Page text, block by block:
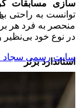
استاندارد برتر
سازی مسابقات
توانست به راحتی
منحصر به فرد هر
در نوع خود
سایت رسمی سجاد